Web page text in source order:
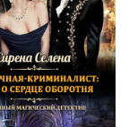
34:17
24:14
45:16